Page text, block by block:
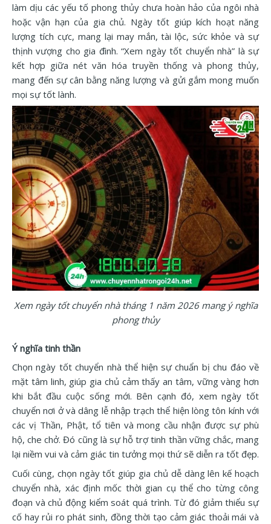
làm dịu các yếu tố phong thủy chưa hoàn hảo của ngôi nhà
hoặc vận hạn của gia chủ. Ngày tốt giúp kích hoạt năng
lượng tích cực, mang lại may mắn, tài lộc, sức khỏe và sự
thịnh vượng cho gia đình. “Xem ngày tốt chuyển nhà” là sự
kết hợp giữa nét văn hóa truyền thống và phong thủy,
mang đến sự cân bằng năng lượng và gửi gắm mong muốn
mọi sự tốt lành.
Xem ngày tốt chuyển nhà tháng 1 năm 2026 mang ý nghĩa
phong thủy
Ý nghĩa tinh thần
Chọn ngày tốt chuyển nhà thể hiện sự chuẩn bị chu đáo về
mặt tâm linh, giúp gia chủ cảm thấy an tâm, vững vàng hơn
khi bắt đầu cuộc sống mới. Bên cạnh đó, xem ngày tốt
chuyển nơi ở và dâng lễ nhập trạch thể hiện lòng tôn kính với
các vị Thần, Phật, tổ tiên và mong cầu nhận được sự phù
hộ, che chở. Đó cũng là sự hỗ trợ tinh thần vững chắc, mang
lại niềm vui và cảm giác tin tưởng mọi thứ sẽ diễn ra tốt đẹp.
Cuối cùng, chọn ngày tốt giúp gia chủ dễ dàng lên kế hoạch
chuyển nhà, xác định mốc thời gian cụ thể cho từng công
đoạn và chủ động kiểm soát quá trình. Từ đó giảm thiểu sự
cố hay rủi ro phát sinh, đồng thời tạo cảm giác thoải mái và